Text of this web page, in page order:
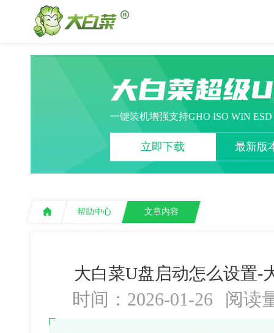
大白菜超级
一键装机增强支持GHO ISO WIN
立即下载 最新版
帮助中心 文章内容
大白菜U盘启动怎么设置-
时间：2026-01-26 阅读